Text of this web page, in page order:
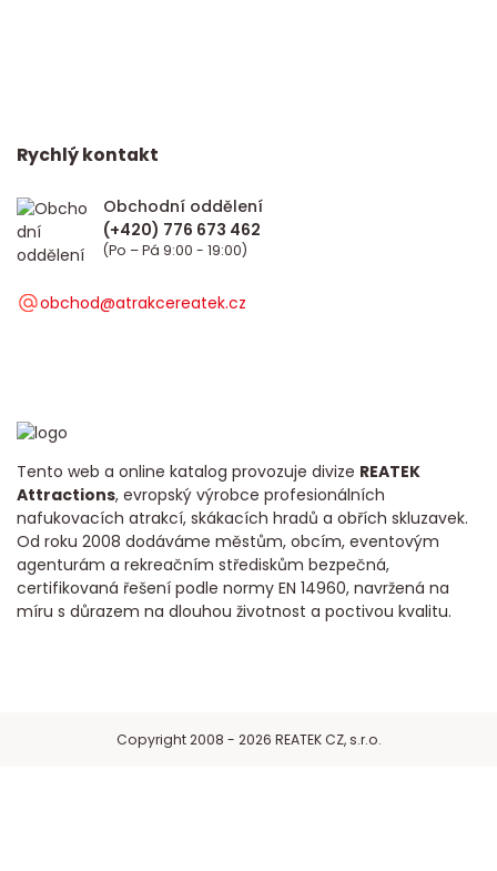
Tento web a online katalog provozuje divize REATEK
Attractions, evropský výrobce profesionálních
nafukovacích atrakcí, skákacích hradů a obřích skluzavek.
Od roku 2008 dodáváme městům, obcím, eventovým
agenturám a rekreačním střediskům bezpečná,
certifikovaná řešení podle normy EN 14960, navržená na
míru s důrazem na dlouhou životnost a poctivou kvalitu.
Rychlý kontakt
Obchodní oddělení
(Po – Pá 9:00 - 19:00)
obchod@atrakcereatek.cz
Copyright 2008 - 2026 REATEK CZ, s.r.o.